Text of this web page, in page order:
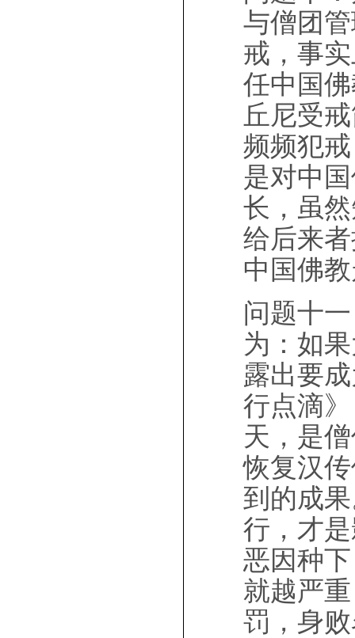
与僧团
戒，事
任中国
丘尼受
频频犯
是对中
长，虽
给后来
中国佛
问题十
为：如
露出要
行点滴
天，是
恢复汉
到的成
行，才
恶因种
就越严
罚，身